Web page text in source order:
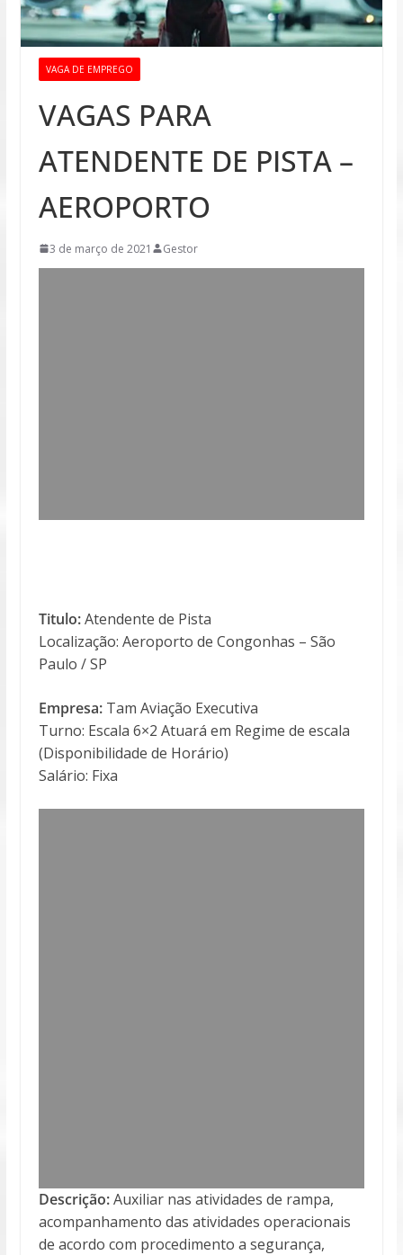
VAGA DE EMPREGO
VAGAS PARA
ATENDENTE DE PISTA –
AEROPORTO
3 de março de 2021 Gestor
Titulo:Atendente de Pista
Localização: Aeroporto de Congonhas – São
Paulo / SP
Empresa:Tam Aviação Executiva
Turno: Escala 6×2 Atuará em Regime de escala
(Disponibilidade de Horário)
Salário: Fixa
Descrição:Auxiliar nas atividades de rampa,
acompanhamento das atividades operacionais
de acordo com procedimento a segurança,